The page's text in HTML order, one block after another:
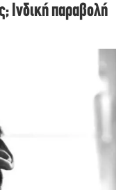
Ινδική παραβολή